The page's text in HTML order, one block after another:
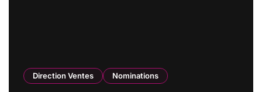
Direction Ventes Nominations